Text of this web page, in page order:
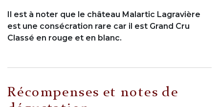
Il est à noter que le château Malartic Lagravière
est une consécration rare car il est Grand Cru
Classé en rouge et en blanc.
Récompenses et notes de